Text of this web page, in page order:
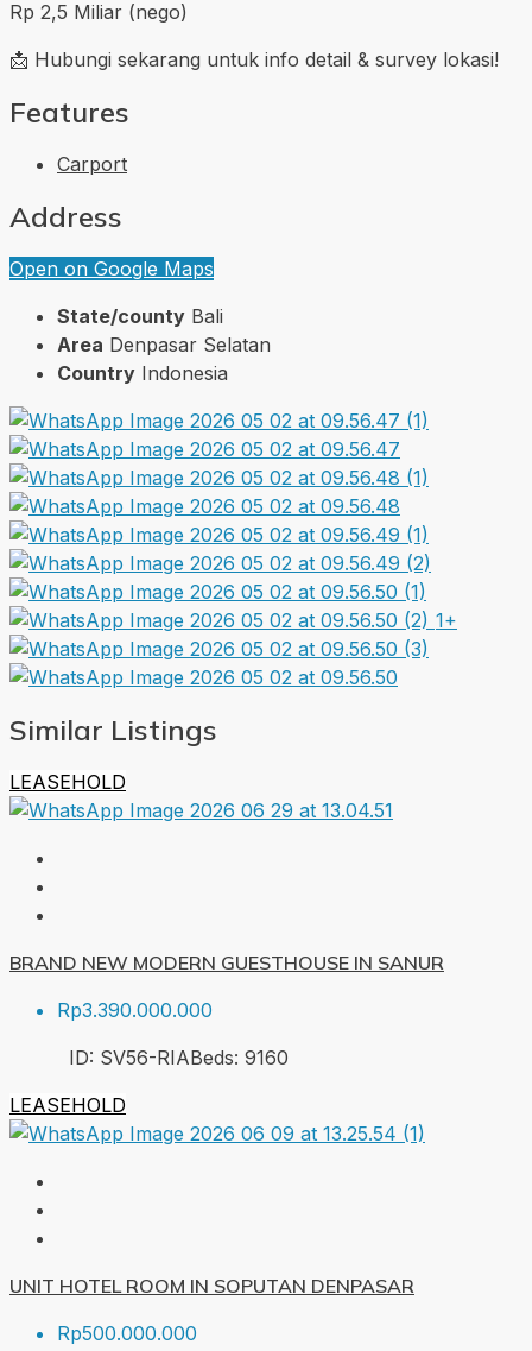
Rp 2,5 Miliar (nego)
📩 Hubungi sekarang untuk info detail & survey lokasi!
Features
Carport
Address
Open on Google Maps
State/county Bali
Area Denpasar Selatan
Country Indonesia
1+
Similar Listings
LEASEHOLD
BRAND NEW MODERN GUESTHOUSE IN SANUR
Rp3.390.000.000
ID: SV56-RIABeds: 9160
LEASEHOLD
UNIT HOTEL ROOM IN SOPUTAN DENPASAR
Rp500.000.000